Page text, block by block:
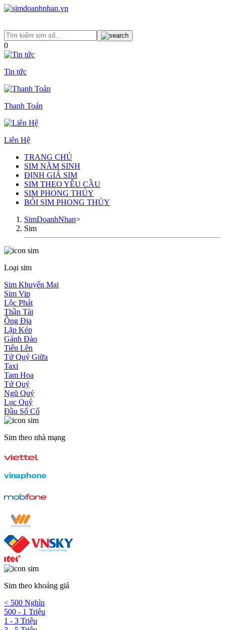
0
Tin tức
Thanh Toán
Liên Hệ
TRANG CHỦ
SIM NĂM SINH
ĐỊNH GIÁ SIM
SIM THEO YÊU CẦU
SIM PHONG THỦY
BÓI SIM PHONG THỦY
SimDoanhNhan>
Sim
Loại sim
Sim Khuyến Mại
Sim Vip
Lộc Phát
Thần Tài
Ông Địa
Lặp Kép
Gánh Đảo
Tiến Lên
Tứ Quý Giữa
Taxi
Tam Hoa
Tứ Quý
Ngũ Quý
Lục Quý
Đầu Số Cổ
Sim theo nhà mạng
Sim theo khoảng giá
< 500 Nghìn
500 - 1 Triệu
1 - 3 Triệu